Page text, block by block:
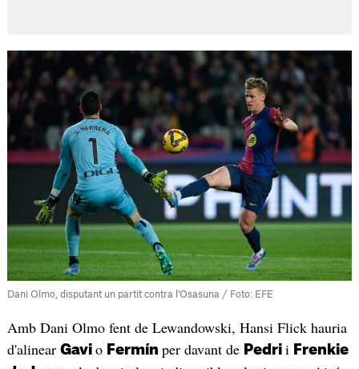
Dani Olmo, disputant un partit contra l'Osasuna / Foto: EFE
Amb Dani Olmo fent de Lewandowski, Hansi Flick hauria
d'alinear Gavi o Fermín per davant de Pedri i Frenkie